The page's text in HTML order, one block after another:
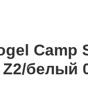
Camp
белый